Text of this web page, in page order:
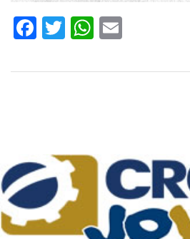
Facebook
TwitterWhatsApp